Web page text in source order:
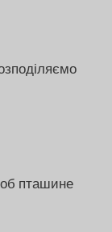
пташине